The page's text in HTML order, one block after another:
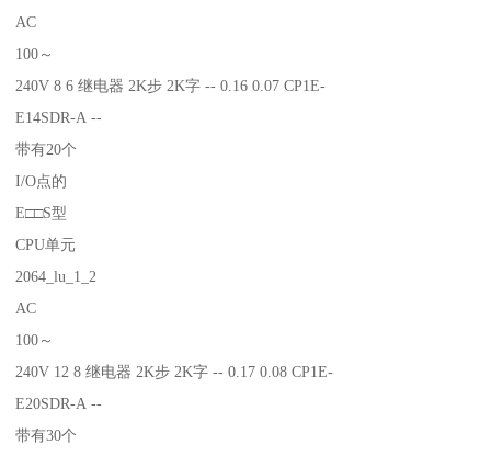
AC
100～
240V 8 6 继电器 2K步 2K字 -- 0.16 0.07 CP1E-
E14SDR-A --
带有20个
I/O点的
E□□S型
CPU单元
2064_lu_1_2
AC
100～
240V 12 8 继电器 2K步 2K字 -- 0.17 0.08 CP1E-
E20SDR-A --
带有30个